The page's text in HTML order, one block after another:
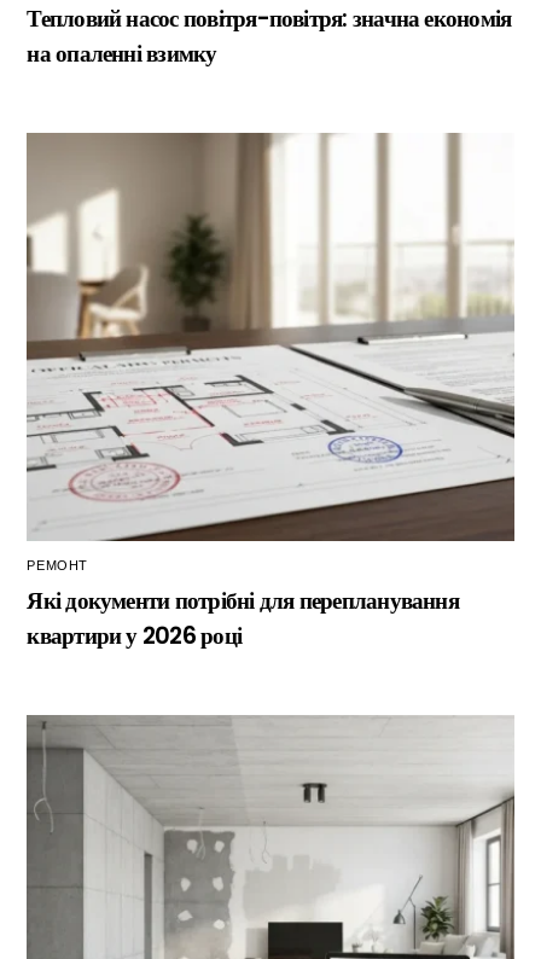
Тепловий насос повітря-повітря: значна економія
на опаленні взимку
РЕМОНТ
Які документи потрібні для перепланування
квартири у 2026 році